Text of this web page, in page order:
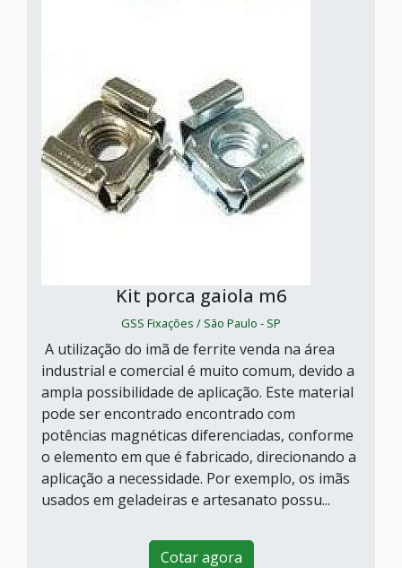
Kit porca gaiola m6
GSS Fixações / São Paulo - SP
A utilização do imã de ferrite venda na área
industrial e comercial é muito comum, devido a
ampla possibilidade de aplicação. Este material
pode ser encontrado encontrado com
potências magnéticas diferenciadas, conforme
o elemento em que é fabricado, direcionando a
aplicação a necessidade. Por exemplo, os imãs
usados em geladeiras e artesanato possu...
Cotar agora